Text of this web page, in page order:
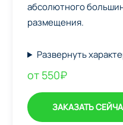
абсолютного
размещения.
Развернуть
от 550₽
ЗАКАЗАТЬ